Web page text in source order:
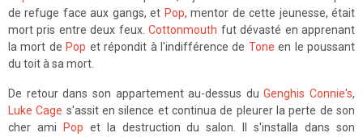
de refuge face aux gangs, et Pop, mentor de cette jeunesse, était
mort pris entre deux feux.Cottonmouth fut dévasté en apprenant
la mort de Pop et répondit à l'indifférence de Tone en le poussant
du toit à sa mort.
De retour dans son appartement au-dessus duGenghis Connie's,
Luke Cage s'assit en silence et continua de pleurer la perte de son
cher ami
Pop et la destruction du salon. Il s'installa dans son